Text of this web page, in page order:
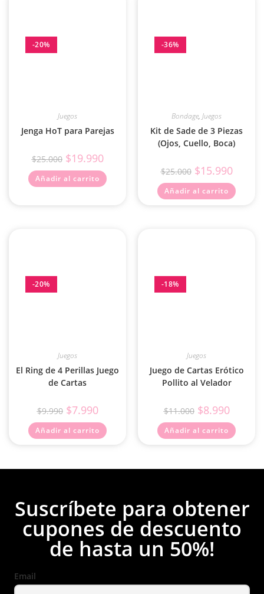
-20%
Juegos
Jenga HoT para Parejas
$25.000 $19.990
Añadir al carrito
-36%
Bondage, Juegos
Kit de Sade de 3 Piezas
(Ojos, Cuello, Boca)
$25.000 $15.990
Añadir al carrito
-20%
Juegos
El Ring de 4 Perillas Juego
de Cartas
$9.990 $7.990
Añadir al carrito
-18%
Juegos
Juego de Cartas Erótico
Pollito al Velador
$11.000 $8.990
Añadir al carrito
Suscríbete para obtener
cupones de descuento
de hasta un 50%!
Email